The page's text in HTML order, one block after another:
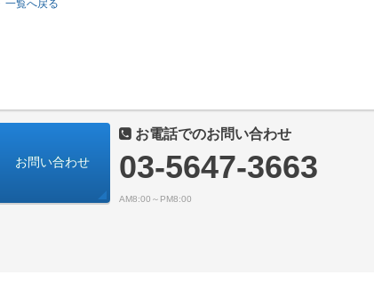
一覧へ戻る
お問い合わせ
お電話でのお問い合わせ
03-5647-3663
AM8:00～PM8:00